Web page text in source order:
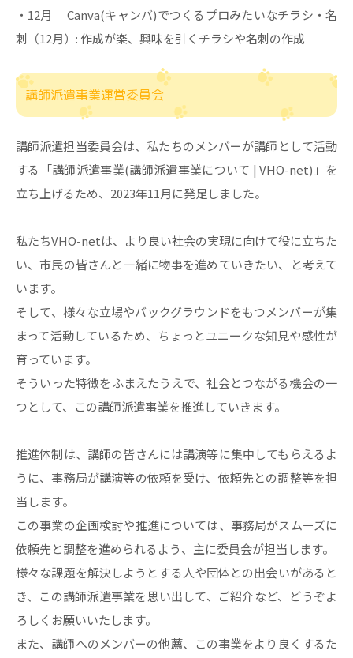
・12月 Canva(キャンバ)でつくるプロみたいなチラシ・名
刺（12月）: 作成が楽、興味を引くチラシや名刺の作成
講師派遣事業運営委員会
講師派遣担当委員会は、私たちのメンバーが講師として活動
する「講師派遣事業(講師派遣事業について | VHO-net)」を
立ち上げるため、2023年11月に発足しました。
私たちVHO-netは、より良い社会の実現に向けて役に立ちた
い、市民の皆さんと一緒に物事を進めていきたい、と考えて
います。
そして、様々な立場やバックグラウンドをもつメンバーが集
まって活動しているため、ちょっとユニークな知見や感性が
育っています。
そういった特徴をふまえたうえで、社会とつながる機会の一
つとして、この講師派遣事業を推進していきます。
推進体制は、講師の皆さんには講演等に集中してもらえるよ
うに、事務局が講演等の依頼を受け、依頼先との調整等を担
当します。
この事業の企画検討や推進については、事務局がスムーズに
依頼先と調整を進められるよう、主に委員会が担当します。
様々な課題を解決しようとする人や団体との出会いがあると
き、この講師派遣事業を思い出して、ご紹介など、どうぞよ
ろしくお願いいたします。
また、講師へのメンバーの他薦、この事業をより良くするた